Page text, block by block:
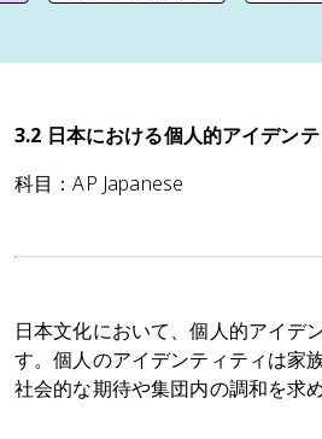
3.2 日本における個人的アイデン
科目：AP Japanese
日本文化において、個人的アイデ
す。個人のアイデンティティは家
社会的な期待や集団内の調和を求